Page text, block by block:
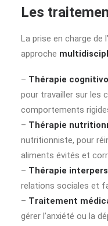
Les
La prise en charge de
approche
– Thérapie
pour travailler sur les
comportements
– Thérapie
nutritionniste, pour
aliments évités et
– Thérapie
relations sociales et
– Traitement
gérer l’anxiété ou la